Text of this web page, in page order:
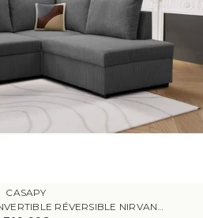
CASAPY
CANAPÉ D'ANGLE CONVERTIBLE RÉVERSIBLE NIRVANA 4 À 5 PLACES - TISSU VELOURS CÔTELÉ ANTHRACITE - COFFRE DE RANGEMENT - L247 X P 183 X